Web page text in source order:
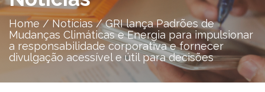
Home/Notícias/GRI lança Padrões de
Mudanças Climáticas e Energia para impulsionar
a responsabilidade corporativa e fornecer
divulgação acessível e útil para decisões